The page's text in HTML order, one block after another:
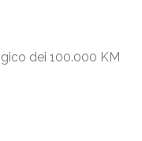
dei 100.000 KM